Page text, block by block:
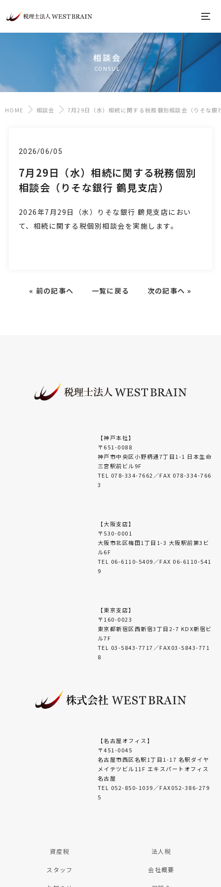
相談会
CONSUL
HOME 相談会 7月29日（水）相続に関する税務個別相談会（りそな銀
2026/06/05
7月29日（水）相続に関する税務個別
相談会（りそな銀行 鶴見支店）
2026年7月29日 （水）
りそな銀行 鶴見支店におい
て、相続に関する税個別相談会を実施します。
« 前の記事へ 一覧に戻る 次の記事へ »
【神戸本社】
〒651-0088
神戸市中央区小野柄通7丁目1-1 日本生命
三宮駅前ビル9F
TEL 078-334-7662／FAX 078-334-766
3
【大阪支店】
〒530-0001
大阪市北区梅田1丁目1-3 大阪駅前第3ビ
ル6F
TEL 06-6110-5409／FAX 06-6110-541
9
【東京支店】
〒160-0023
東京都新宿区西新宿3丁目2-7 KDX新宿ビ
ル7F
TEL 03-5843-7717／FAX03-5843-771
8
【名古屋オフィス】
〒451-0045
名古屋市西区名駅1丁目1-17 名駅ダイヤ
メイテツビル11F エキスパートオフィス
名古屋
TEL 052-850-1039／FAX052-386-279
5
資産税 法人税
スタッフ 会社概要